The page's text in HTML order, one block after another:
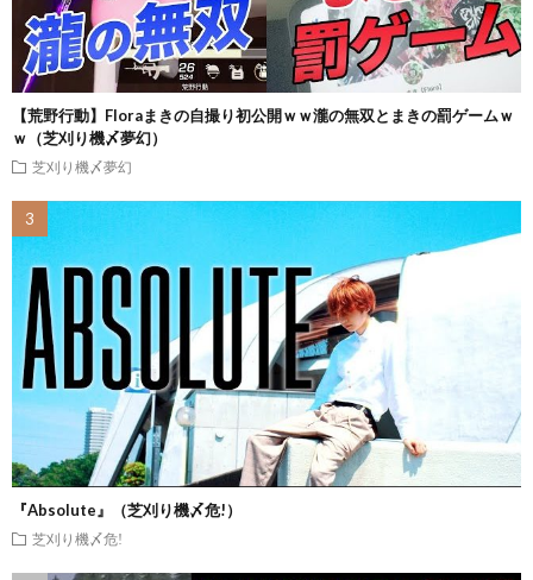
【荒野行動】Floraまきの自撮り初公開ｗｗ瀧の無双とまきの罰ゲームｗ
ｗ（芝刈り機〆夢幻）
芝刈り機〆夢幻
『Absolute』（芝刈り機〆危!）
芝刈り機〆危!